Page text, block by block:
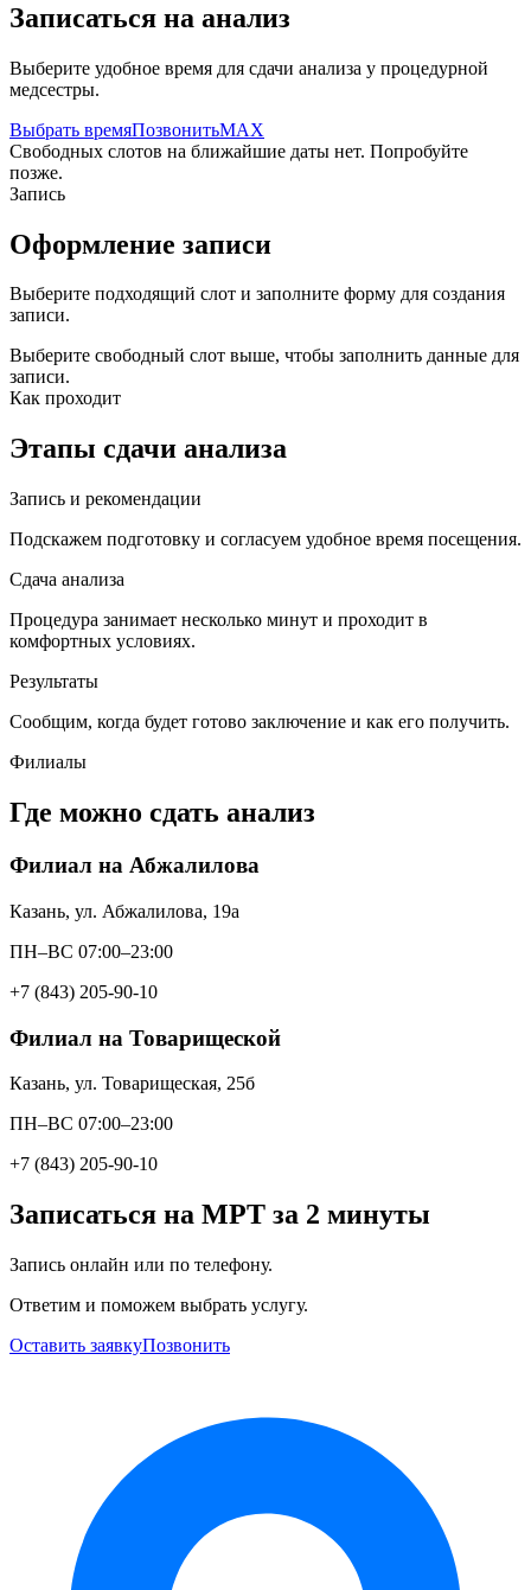
Записаться на анализ
Выберите удобное время для сдачи анализа у процедурной
медсестры.
Выбрать времяПозвонитьMAX
Свободных слотов на ближайшие даты нет. Попробуйте
позже.
Запись
Оформление записи
Выберите подходящий слот и заполните форму для создания
записи.
Выберите свободный слот выше, чтобы заполнить данные для
записи.
Как проходит
Этапы сдачи анализа
Запись и рекомендации
Подскажем подготовку и согласуем удобное время посещения.
Сдача анализа
Процедура занимает несколько минут и проходит в
комфортных условиях.
Результаты
Сообщим, когда будет готово заключение и как его получить.
Филиалы
Где можно сдать анализ
Филиал на Абжалилова
Казань, ул. Абжалилова, 19а
ПН–ВС 07:00–23:00
+7 (843) 205-90-10
Филиал на Товарищеской
Казань, ул. Товарищеская, 25б
ПН–ВС 07:00–23:00
+7 (843) 205-90-10
Записаться на МРТ за 2 минуты
Запись онлайн или по телефону.
Ответим и поможем выбрать услугу.
Оставить заявкуПозвонить